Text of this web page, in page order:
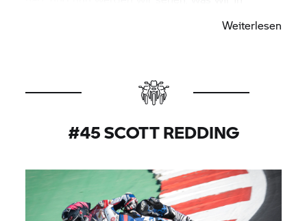
Weiterlesen
#45 SCOTT REDDING